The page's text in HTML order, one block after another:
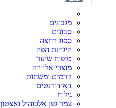
מגבונים
סבונים
ספוג רחצה
היגיינת הפה
טיפוח שיער
מוצרי אלוורה
קרמים ומשחות
דאודורנטים
גילוח
צמר גפן אלכוהול ואצטון